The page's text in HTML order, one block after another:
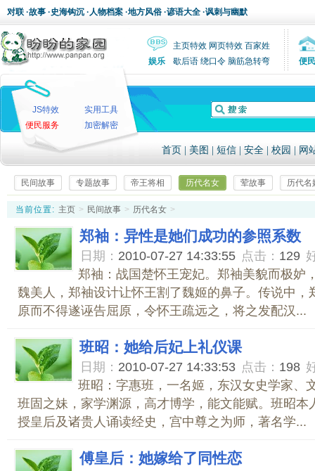
对联 ·故事 ·史海钩沉 ·人物档案 ·地方风俗 ·谚语大全 ·讽刺与幽默
主页特效 网页特效 百家姓
娱乐
歇后语 绕口令 脑筋急转弯 便民
JS特效
实用工具
便民服务
加密解密
首页 美图 短信 安全 校园 网
民间故事 专题故事 帝王将相 历代名女 荤故事 历代名
当前位置: 主页 > 民间故事 > 历代名女 >
郑袖：异性是她们成功的参照系数
日期： 2010-07-27 14:33:55 点击： 129
郑袖：战国楚怀王宠妃。郑袖美貌而极妒
魏美人，郑袖设计让怀王割了魏姬的鼻子。传说中，
原而不得遂诬告屈原，令怀王疏远之，将之发配汉...
班昭：她给后妃上礼仪课
日期： 2010-07-27 14:33:53 点击： 198
班昭：字惠班，一名姬，东汉女史学家、
班固之妹，家学渊源，高才博学，能文能赋。班昭本
授皇后及诸贵人诵读经史，宫中尊之为师，著名学...
傅皇后：她嫁给了同性恋